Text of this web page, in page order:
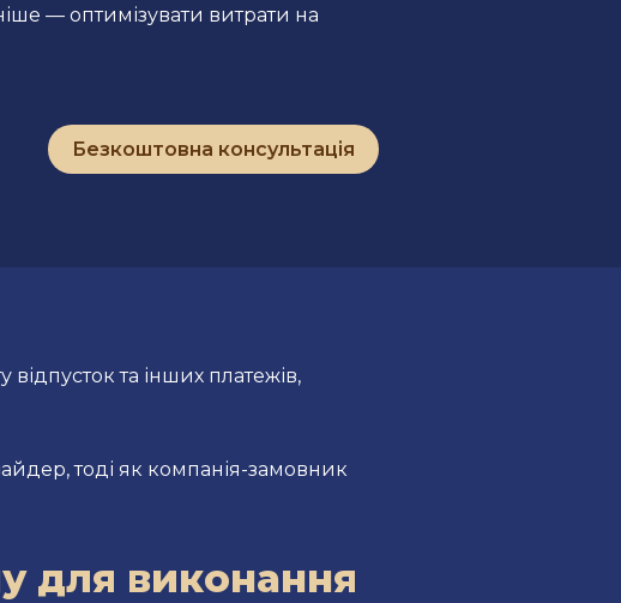
— оптимізувати витрати на
Безкоштовна консультація
та інших платежів,
тоді як компанія-замовник
для виконання